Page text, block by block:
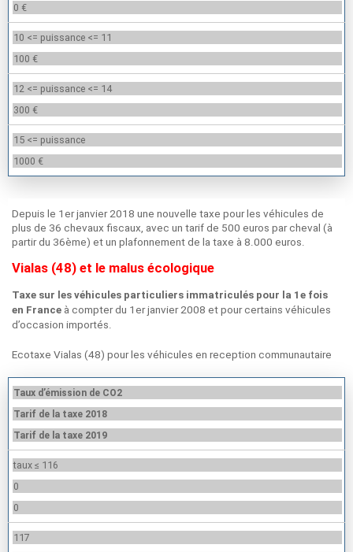
0 €
10 <= puissance <= 11
100 €
12 <= puissance <= 14
300 €
15 <= puissance
1000 €
Depuis le 1er janvier 2018 une nouvelle taxe pour les véhicules de
plus de 36 chevaux fiscaux, avec un tarif de 500 euros par cheval (à
partir du 36ème) et un plafonnement de la taxe à 8.000 euros.
Vialas (48) et le malus écologique
Taxe sur les véhicules particuliers immatriculés pour la 1e fois
en France à compter du 1er janvier 2008 et pour certains véhicules
d’occasion importés.
Ecotaxe Vialas (48) pour les véhicules en reception communautaire
Taux d’émission de CO2
Tarif de la taxe 2018
Tarif de la taxe 2019
taux ≤ 116
0
0
117